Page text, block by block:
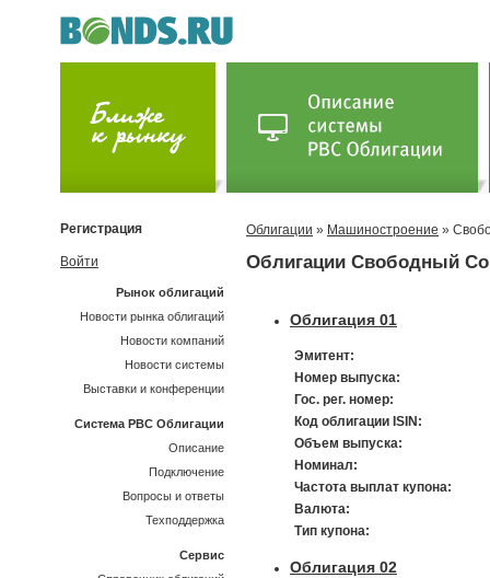
Облигации » Машиностроение »
Облигации Свободный
Облигация 01
Эмитент:
Номер выпуска:
Гос. рег. номер:
Код облигации ISIN:
Объем выпуска:
Номинал:
Частота выплат купона:
Валюта:
Тип купона:
Облигация 02
Регистрация
Войти
Рынок облигаций
Новости рынка облигаций
Новости компаний
Новости системы
Выставки и конференции
Система РВС Облигации
Описание
Подключение
Вопросы и ответы
Техподдержка
Сервис